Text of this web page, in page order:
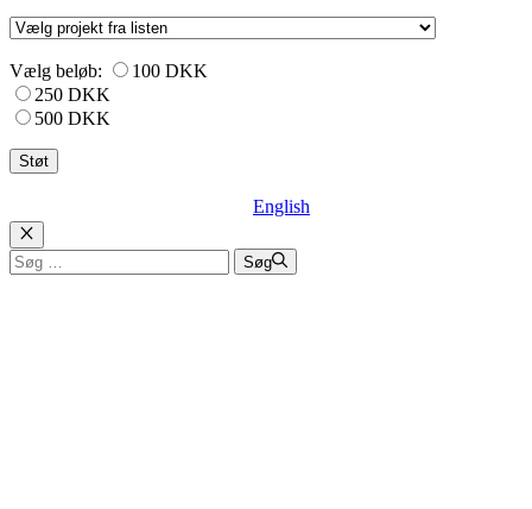
Vælg beløb:
100 DKK
250 DKK
500 DKK
English
Luk
Søg
efter:
Søg